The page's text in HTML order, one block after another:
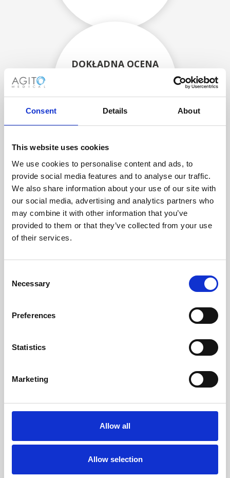
Consent Details About
This website uses cookies
We use cookies to personalise content and ads, to
provide social media features and to analyse our traffic.
We also share information about your use of our site with
our social media, advertising and analytics partners who
may combine it with other information that you’ve
provided to them or that they’ve collected from your use
of their services.
Selection
Necessary
Preferences
Statistics
Marketing
Allow all
Allow selection
DOKŁADNA OCENA
ODZYSKIWANIE
Z OSTROŻNOŚCIĄ
Użyteczne części są
skrupulatnie odzyskiwane w
bezpiecznym środowisku ESD,
zapewniając brak uszkodzeń
ani zanieczyszczeń.
BEZPIECZNIE
ZAPAKOWANE
Każda pojedyncza część jest
użyciu odpowiednich
materiałów.